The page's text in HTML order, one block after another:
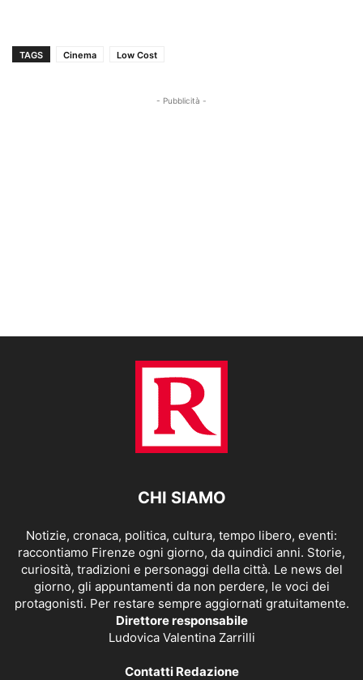
TAGS Cinema Low Cost
- Pubblicità -
CHI SIAMO
Notizie, cronaca, politica, cultura, tempo libero, eventi:
raccontiamo Firenze ogni giorno, da quindici anni. Storie,
curiosità, tradizioni e personaggi della città. Le news del
giorno, gli appuntamenti da non perdere, le voci dei
protagonisti. Per restare sempre aggiornati gratuitamente.
Direttore responsabile
Ludovica Valentina Zarrilli
Contatti Redazione